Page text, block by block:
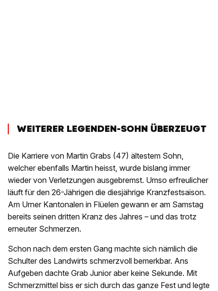
WEITERER LEGENDEN-SOHN ÜBERZEUGT
Die Karriere von Martin Grabs (47) ältestem Sohn,
welcher ebenfalls Martin heisst, wurde bislang immer
wieder von Verletzungen ausgebremst. Umso erfreulicher
läuft für den 26-Jährigen die diesjährige Kranzfestsaison.
Am Urner Kantonalen in Flüelen gewann er am Samstag
bereits seinen dritten Kranz des Jahres – und das trotz
erneuter Schmerzen.
Schon nach dem ersten Gang machte sich nämlich die
Schulter des Landwirts schmerzvoll bemerkbar. Ans
Aufgeben dachte Grab Junior aber keine Sekunde. Mit
Schmerzmittel biss er sich durch das ganze Fest und legte